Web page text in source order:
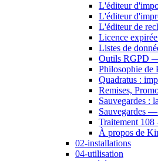
L'éditeur
L'éditeur
L'éditeur de
Licence
Listes de
Outils RGPD —
Philosophie
Quadratus :
Remises,
Sauvegardes :
Sauvegardes
Traitement
À propos de
02-installations
04-utilisation